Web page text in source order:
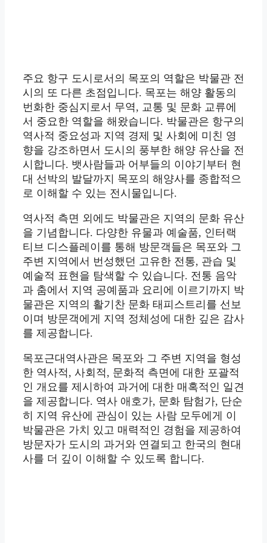
주요 항구 도시로서의 목포의 역할은 박물관 전
시의 또 다른 초점입니다. 목포는 해양 활동의
번화한 중심지로서 무역, 교통 및 문화 교류에
서 중요한 역할을 해왔습니다. 박물관은 항구의
역사적 중요성과 지역 경제 및 사회에 미친 영
향을 강조하면서 도시의 풍부한 해양 유산을 전
시합니다. 뱃사람들과 어부들의 이야기부터 현
대 선박의 발달까지 목포의 해양사를 종합적으
로 이해할 수 있는 전시물입니다.
역사적 측면 외에도 박물관은 지역의 문화 유산
을 기념합니다. 다양한 유물과 예술품, 인터랙
티브 디스플레이를 통해 방문객들은 목포와 그
주변 지역에서 번성했던 고유한 전통, 관습 및
예술적 표현을 탐색할 수 있습니다. 전통 음악
과 춤에서 지역 공예품과 요리에 이르기까지 박
물관은 지역의 활기찬 문화 태피스트리를 선보
이며 방문객에게 지역 정체성에 대한 깊은 감사
를 제공합니다.
목포근대역사관은 목포와 그 주변 지역을 형성
한 역사적, 사회적, 문화적 측면에 대한 포괄적
인 개요를 제시하여 과거에 대한 매혹적인 일견
을 제공합니다. 역사 애호가, 문화 탐험가, 단순
히 지역 유산에 관심이 있는 사람 모두에게 이
박물관은 가치 있고 매력적인 경험을 제공하여
방문자가 도시의 과거와 연결되고 한국의 현대
사를 더 깊이 이해할 수 있도록 합니다.